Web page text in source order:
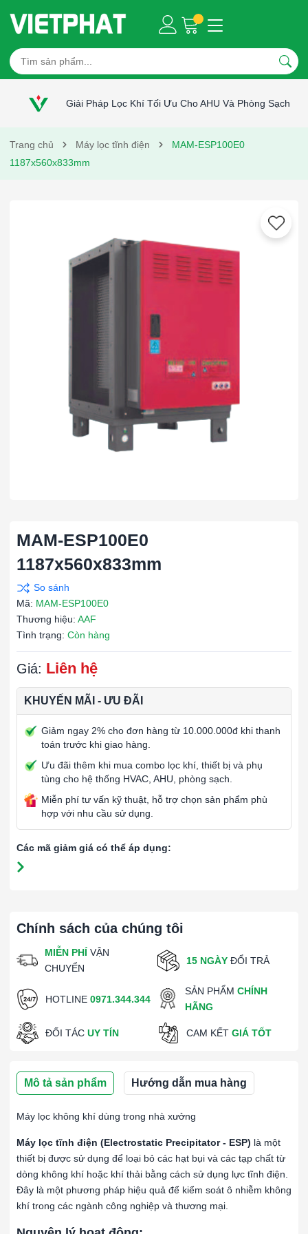
Giải Pháp Lọc Khí Tối Ưu Cho AHU Và Phòng Sạch
Trang chủ Máy lọc tĩnh điện
MAM-ESP100E0
1187x560x833mm
Chính sách của chúng tôi
MIỄN PHÍ VẬN
CHUYỂN
15 NGÀY ĐỔI TRẢ
HOTLINE 0971.344.344
SẢN PHẨMCHÍNH
HÃNG
ĐỐI TÁC UY TÍN CAM KẾT GIÁ TỐT
Mô tả sản phẩm Hướng dẫn mua hàng
Máy lọc không khí dùng trong nhà xưởng
Máy lọc tĩnh điện (Electrostatic Precipitator - ESP) là một
thiết bị được sử dụng để loại bỏ các hạt bụi và các tạp chất từ
dòng không khí hoặc khí thải bằng cách sử dụng lực tĩnh điện.
Đây là một phương pháp hiệu quả để kiểm soát ô nhiễm không
khí trong các ngành công nghiệp và thương mại.
MAM-ESP100E0
1187x560x833mm
Mã: MAM-ESP100E0
Thương hiệu: AAF
Tình trạng: Còn hàng
Giá: Liên hệ
KHUYẾN MÃI - ƯU ĐÃI
Giảm ngay 2% cho đơn hàng từ 10.000.000đ khi thanh
toán trước khi giao hàng.
Ưu đãi thêm khi mua combo lọc khí, thiết bị và phụ
tùng cho hệ thống HVAC, AHU, phòng sạch.
Miễn phí tư vấn kỹ thuật, hỗ trợ chọn sản phẩm phù
hợp với nhu cầu sử dụng.
Các mã giảm giá có thể áp dụng: